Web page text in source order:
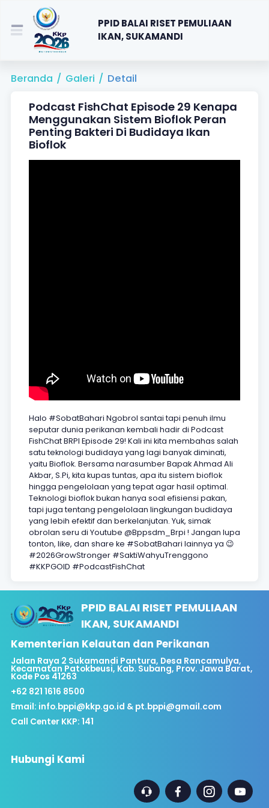
PPID BALAI RISET PEMULIAAN
IKAN, SUKAMANDI
Beranda / Galeri / Detail
Podcast FishChat Episode 29 Kenapa
Menggunakan Sistem Bioflok Peran
Penting Bakteri Di Budidaya Ikan
Bioflok
Halo #SobatBahari Ngobrol santai tapi penuh ilmu
seputar dunia perikanan kembali hadir di Podcast
FishChat BRPI Episode 29! Kali ini kita membahas salah
satu teknologi budidaya yang lagi banyak diminati,
yaitu Bioflok. Bersama narasumber Bapak Ahmad Ali
Akbar, S.Pi, kita kupas tuntas, apa itu sistem bioflok
hingga pengelolaan yang tepat agar hasil optimal.
Teknologi bioflok bukan hanya soal efisiensi pakan,
tapi juga tentang pengelolaan lingkungan budidaya
yang lebih efektif dan berkelanjutan. Yuk, simak
obrolan seru di Youtube @Bppsdm_Brpi ! Jangan lupa
tonton, like, dan share ke #SobatBahari lainnya ya 😉
#2026GrowStronger #SaktiWahyuTrenggono
#KKPGOID #PodcastFishChat
PPID BALAI RISET PEMULIAAN
IKAN, SUKAMANDI
Kementerian Kelautan dan Perikanan
Jalan Raya 2 Sukamandi Pantura, Desa Rancamulya,
Kecamatan Patokbeusi, Kab. Subang, Prov. Jawa Barat,
Kode Pos 41263
+62 821 1616 8500
Email: info.bppi@kkp.go.id & pt.bppi@gmail.com
Call Center KKP: 141
Hubungi Kami